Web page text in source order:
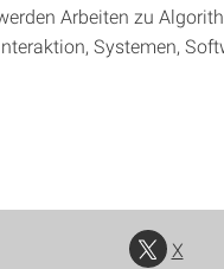
Arbeiten zu
Systemen,
X